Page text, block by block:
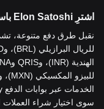
اشترِ Elon Satoshi باستخدام التحويل المصرفي
سوى اختيار شراء